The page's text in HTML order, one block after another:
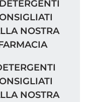
DALLA NOSTRA
NOSTRA